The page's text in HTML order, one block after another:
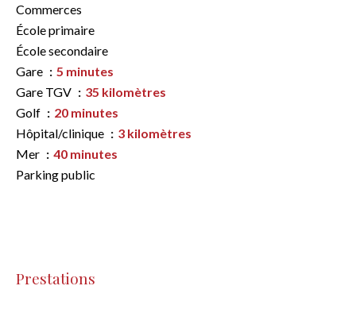
Commerces
École primaire
École secondaire
Gare
5 minutes
Gare TGV
35 kilomètres
Golf
20 minutes
Hôpital/clinique
3 kilomètres
Mer
40 minutes
Parking public
Prestations